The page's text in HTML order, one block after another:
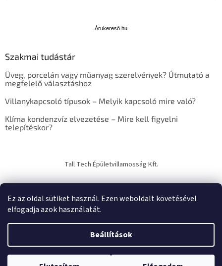
Ez az oldal sütiket használ. Ezen weboldalt követésével
elfogadja azok használatát.
Beállítások
s
ő
Árukereső.hu
Szakmai tudástár
Üveg, porcelán vagy műanyag szerelvények? Útmutató a
megfelelő választáshoz
Villanykapcsoló típusok – Melyik kapcsoló mire való?
Klíma kondenzvíz elvezetése – Mire kell figyelni
telepítéskor?
Tall Tech Épületvillamosság Kft.
Copyright 2026TechTrade Studio. Minden jog fenntartva.Süti